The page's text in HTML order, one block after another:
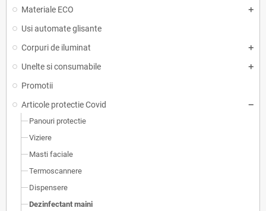
Materiale ECO
Usi automate glisante
Corpuri de iluminat
Unelte si consumabile
Promotii
Articole protectie Covid
Panouri protectie
Viziere
Masti faciale
Termoscannere
Dispensere
Dezinfectant maini